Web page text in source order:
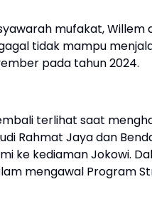
mufakat,
tidak mampu
pada tahun 2024.
terlihat saat
Rahmat Jaya dan
ke kediaman Jokowi.
mengawal Program